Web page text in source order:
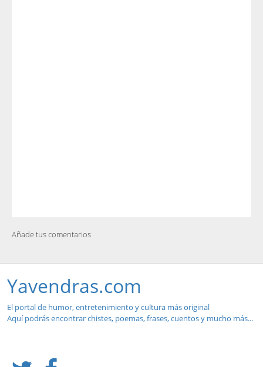
Añade tus comentarios
Yavendras.com
El portal de humor, entretenimiento y cultura más original
Aquí podrás encontrar chistes, poemas, frases, cuentos y mucho más...